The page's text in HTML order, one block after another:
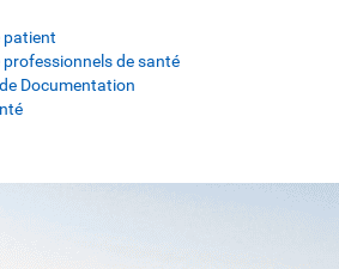
patient
professionnels de santé
Documentation